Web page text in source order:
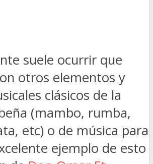
suele ocurrir que
otros elementos y
clásicos de la
(mambo, rumba,
etc) o de música para
ejemplo de esto